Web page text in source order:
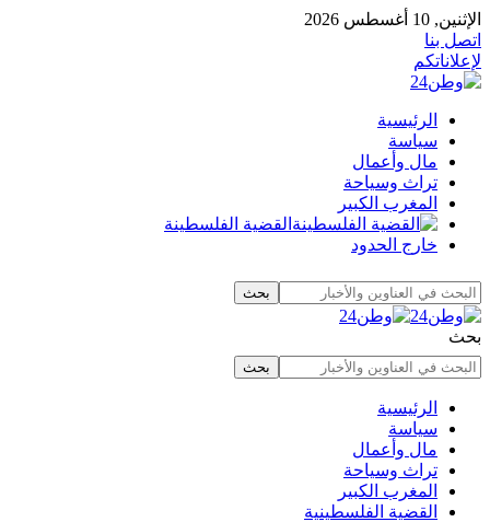
الإثنين, 10 أغسطس 2026
اتصل بنا
لإعلاناتكم
الرئيسية
سياسة
مال وأعمال
تراث وسياحة
المغرب الكبير
القضية الفلسطينة
خارج الحدود
بحث
الرئيسية
سياسة
مال وأعمال
تراث وسياحة
المغرب الكبير
القضية الفلسطينية